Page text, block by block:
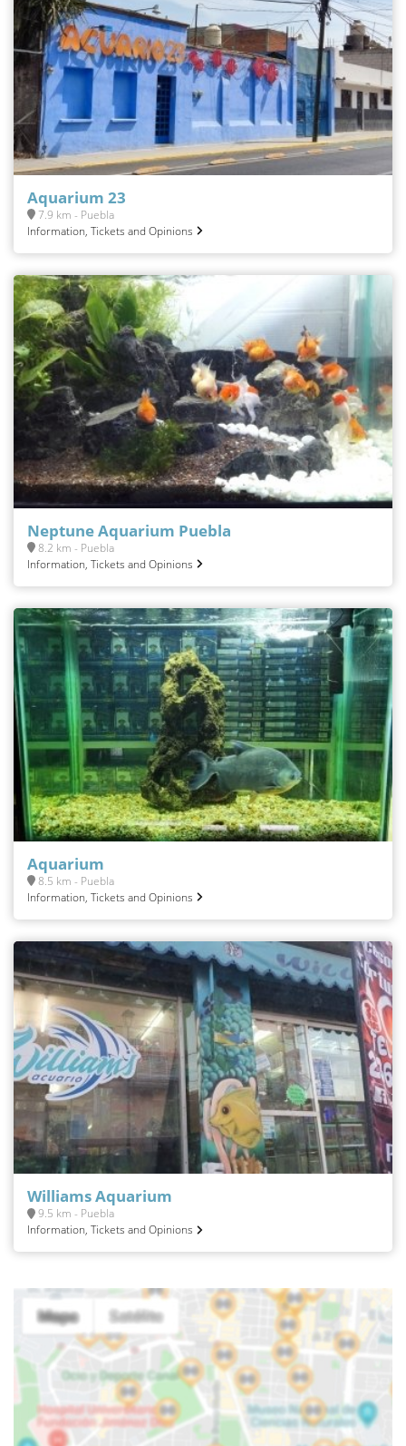
Aquarium 23
7.9 km - Puebla
Information, Tickets and Opinions
Neptune Aquarium Puebla
8.2 km - Puebla
Information, Tickets and Opinions
Aquarium
8.5 km - Puebla
Information, Tickets and Opinions
Williams Aquarium
9.5 km - Puebla
Information, Tickets and Opinions